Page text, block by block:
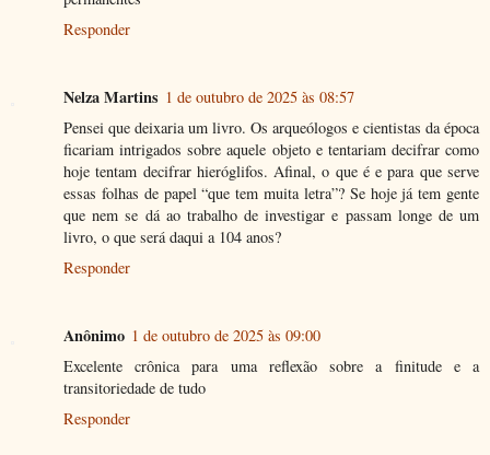
Responder
Nelza Martins 1 de outubro de 2025 às 08:57
Pensei que deixaria um livro. Os arqueólogos e cientistas da época
ficariam intrigados sobre aquele objeto e tentariam decifrar como
hoje tentam decifrar hieróglifos. Afinal, o que é e para que serve
essas folhas de papel “que tem muita letra”? Se hoje já tem gente
que nem se dá ao trabalho de investigar e passam longe de um
livro, o que será daqui a 104 anos?
Responder
Anônimo 1 de outubro de 2025 às 09:00
Excelente crônica para uma reflexão sobre a finitude e a
transitoriedade de tudo
Responder